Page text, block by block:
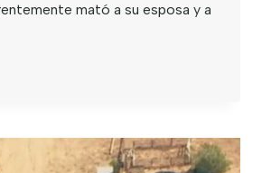
mató a su esposa y a